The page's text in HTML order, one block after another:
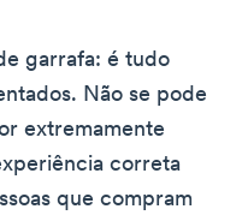
garrafa: é tudo
Não se pode
extremamente
correta
que compram